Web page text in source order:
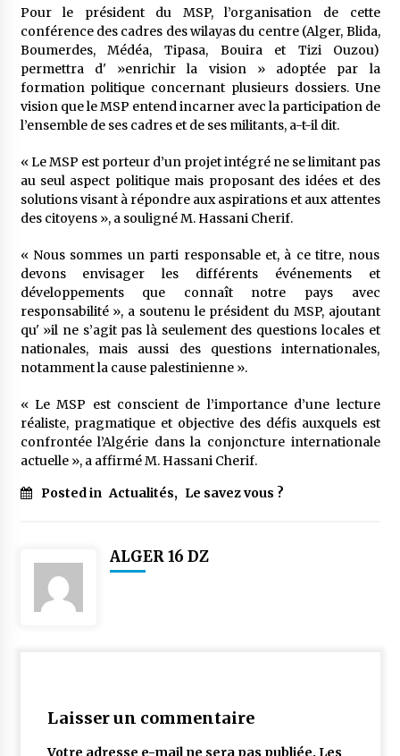
meilleur prêche du vendredi
2 semaines ago
Droit à l’affiliation au régime national de
retraite : Coup d’envoi d’une campagne de
sensibilisation au profit de la communauté
nationale à l’étranger
3 semaines ago
sensibilisation sur la lutte contre le travail
informel
3 semaines ago
fabriquée localement : Une équipe d’étudiants
algériens participe à une compétition
internationale
3 semaines ago
Université Alger 3 : Lancement d’un master à
cursus intégré à la licence en communication
en langue amazighe
4 semaines ago
Pour le président du MSP, l’organisation de cette
conférence des cadres des wilayas du centre (Alger, Blida,
Boumerdes, Médéa, Tipasa, Bouira et Tizi Ouzou)
permettra d' »enrichir la vision » adoptée par la
formation politique concernant plusieurs dossiers. Une
vision que le MSP entend incarner avec la participation de
l’ensemble de ses cadres et de ses militants, a-t-il dit.
« Le MSP est porteur d’un projet intégré ne se limitant pas
au seul aspect politique mais proposant des idées et des
solutions visant à répondre aux aspirations et aux attentes
des citoyens », a souligné M. Hassani Cherif.
« Nous sommes un parti responsable et, à ce titre, nous
devons envisager les différents événements et
développements que connaît notre pays avec
responsabilité », a soutenu le président du MSP, ajoutant
qu' »il ne s’agit pas là seulement des questions locales et
nationales, mais aussi des questions internationales,
notamment la cause palestinienne ».
« Le MSP est conscient de l’importance d’une lecture
réaliste, pragmatique et objective des défis auxquels est
confrontée l’Algérie dans la conjoncture internationale
actuelle », a affirmé M. Hassani Cherif.
Posted in Actualités, Le savez vous ?
ALGER 16 DZ
Laisser un commentaire
Votre adresse e-mail ne sera pas publiée. Les